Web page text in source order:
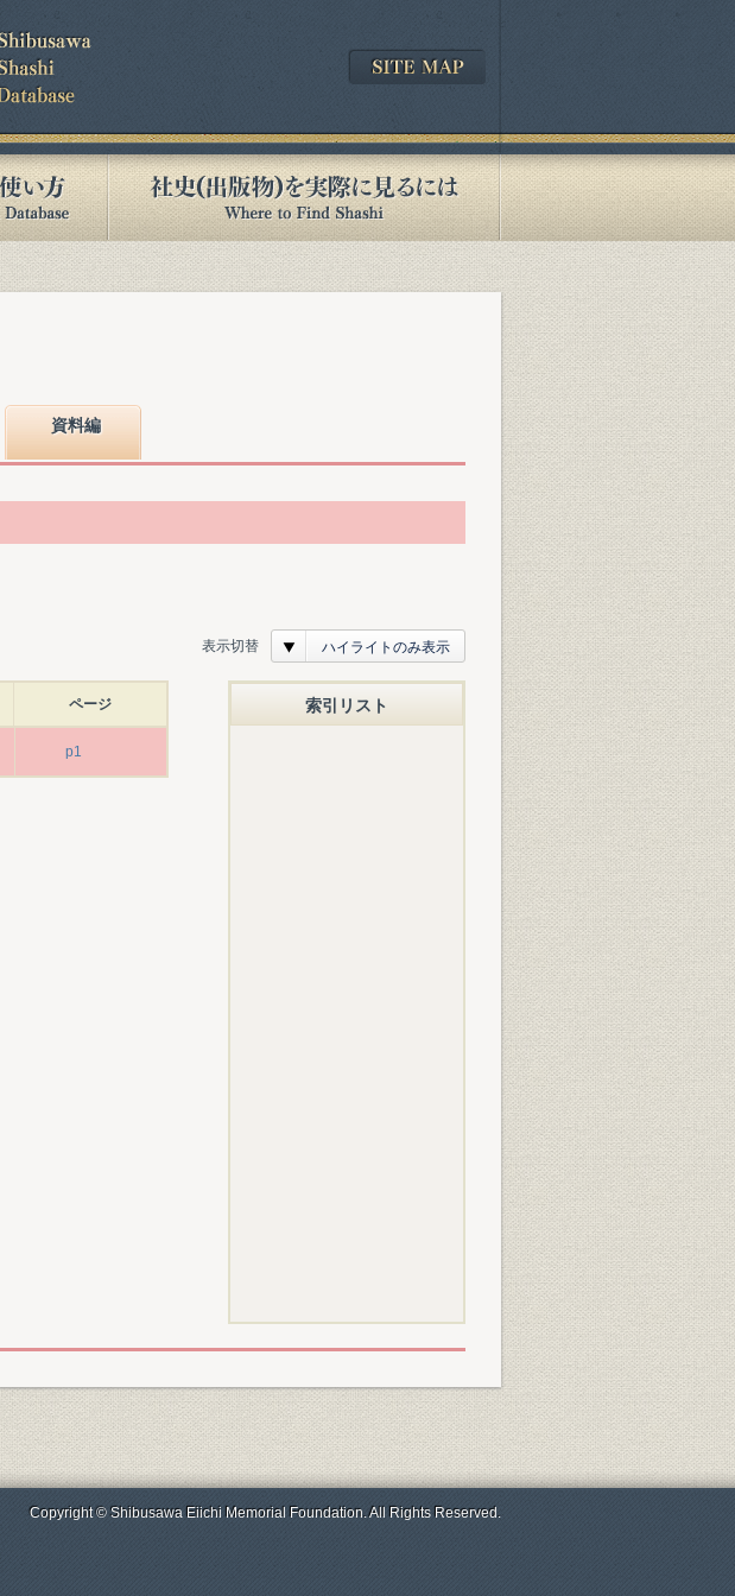
資料編
表示切替 ハイライトのみ表示
ページ
p1
索引リスト
Copyright © Shibusawa Eiichi Memorial Foundation. All Rights Reserved.